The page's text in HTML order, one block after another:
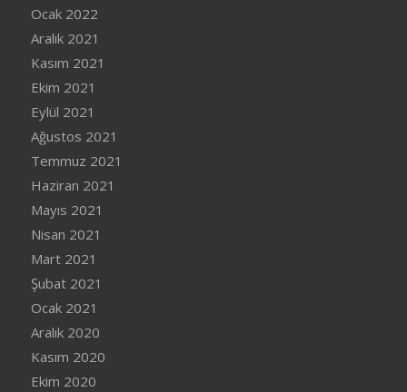
Ocak 2022
Aralık 2021
Kasım 2021
Ekim 2021
Eylül 2021
Ağustos 2021
Temmuz 2021
Haziran 2021
Mayıs 2021
Nisan 2021
Mart 2021
Şubat 2021
Ocak 2021
Aralık 2020
Kasım 2020
Ekim 2020